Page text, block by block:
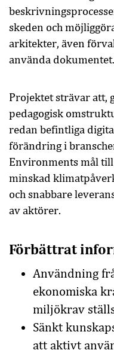
skeden och
arkitekter, även
använda dokumentet.
Projektet strävar att,
pedagogisk
redan befintliga
förändring i
Environments mål
minskad
och snabbare
av aktörer.
Förbättrat
Användning
ekonomiska
miljökrav
Sänkt
att aktivt